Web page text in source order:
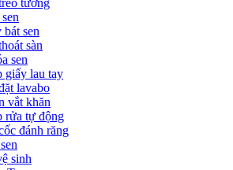
tường
bát sen
sàn
sen
giấy lau tay
lavabo
vắt khăn
rửa tự động
đánh răng
sinh